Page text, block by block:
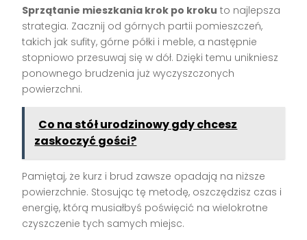
Sprzątanie mieszkania krok po kroku to najlepsza
strategia. Zacznij od górnych partii pomieszczeń,
takich jak sufity, górne półki i meble, a następnie
stopniowo przesuwaj się w dół. Dzięki temu unikniesz
ponownego brudzenia już wyczyszczonych
powierzchni.
Co na stół urodzinowy gdy chcesz
zaskoczyć gości?
Pamiętaj, że kurz i brud zawsze opadają na niższe
powierzchnie. Stosując tę metodę, oszczędzisz czas i
energię, którą musiałbyś poświęcić na wielokrotne
czyszczenie tych samych miejsc.